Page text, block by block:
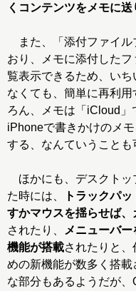
くコンテンツをメモに
また、「添付ファイル
おり、メモに添付した
覧表示できるため、い
なくても、簡単に再利
ろん、メモは「iCloud」
iPhoneで書きかけのメ
する、なんていうことも
ほかにも、デスクトッ
た時には、
トラックパ
すかマウスを揺らせば
されたり、
メニューバ
機能が搭載されたりと
めの新機能が数多く搭
な部分もあるようだが